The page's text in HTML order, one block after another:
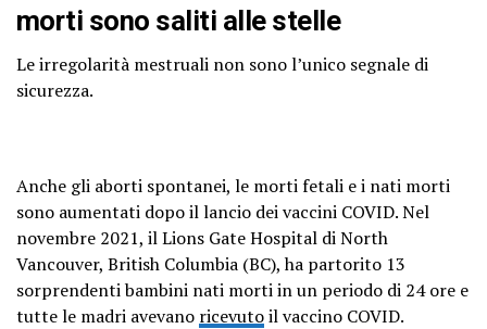
morti sono saliti alle stelle
Le irregolarità mestruali non sono l’unico segnale di
sicurezza.
Anche gli aborti spontanei, le morti fetali e i nati morti
sono aumentati dopo il lancio dei vaccini COVID. Nel
novembre 2021, il Lions Gate Hospital di North
Vancouver, British Columbia (BC), ha partorito 13
sorprendenti bambini nati morti in un periodo di 24 ore e
tutte le madri avevano ricevutoil vaccino COVID.